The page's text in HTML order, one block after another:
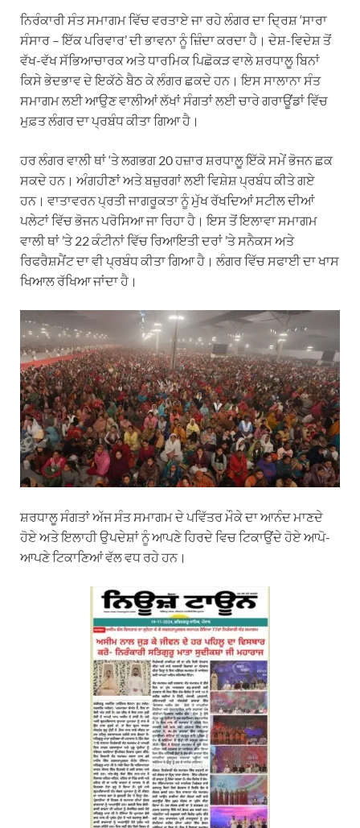
ਨਿਰੰਕਾਰੀ ਸੰਤ ਸਮਾਗਮ ਵਿੱਚ ਵਰਤਾਏ ਜਾ ਰਹੇ ਲੰਗਰ ਦਾ ਦ੍ਰਿਸ਼ ‘ਸਾਰਾ
ਸੰਸਾਰ – ਇੱਕ ਪਰਿਵਾਰ’ ਦੀ ਭਾਵਨਾ ਨੂੰ ਜ਼ਿੰਦਾ ਕਰਦਾ ਹੈ। ਦੇਸ਼-ਵਿਦੇਸ਼ ਤੋਂ
ਵੱਖ-ਵੱਖ ਸੱਭਿਆਚਾਰਕ ਅਤੇ ਧਾਰਮਿਕ ਪਿਛੋਕੜ ਵਾਲੇ ਸ਼ਰਧਾਲੂ ਬਿਨਾਂ
ਕਿਸੇ ਭੇਦਭਾਵ ਦੇ ਇਕੱਠੇ ਬੈਠ ਕੇ ਲੰਗਰ ਛਕਦੇ ਹਨ। ਇਸ ਸਾਲਾਨਾ ਸੰਤ
ਸਮਾਗਮ ਲਈ ਆਉਣ ਵਾਲੀਆਂ ਲੱਖਾਂ ਸੰਗਤਾਂ ਲਈ ਚਾਰੇ ਗਰਾਊਂਡਾਂ ਵਿੱਚ
ਮੁਫ਼ਤ ਲੰਗਰ ਦਾ ਪ੍ਰਬੰਧ ਕੀਤਾ ਗਿਆ ਹੈ।
ਹਰ ਲੰਗਰ ਵਾਲੀ ਥਾਂ ‘ਤੇ ਲਗਭਗ 20 ਹਜ਼ਾਰ ਸ਼ਰਧਾਲੂ ਇੱਕੋ ਸਮੇਂ ਭੋਜਨ ਛਕ
ਸਕਦੇ ਹਨ। ਅੰਗਹੀਣਾਂ ਅਤੇ ਬਜ਼ੁਰਗਾਂ ਲਈ ਵਿਸ਼ੇਸ਼ ਪ੍ਰਬੰਧ ਕੀਤੇ ਗਏ
ਹਨ। ਵਾਤਾਵਰਨ ਪ੍ਰਤੀ ਜਾਗਰੂਕਤਾ ਨੂੰ ਮੁੱਖ ਰੱਖਦਿਆਂ ਸਟੀਲ ਦੀਆਂ
ਪਲੇਟਾਂ ਵਿੱਚ ਭੋਜਨ ਪਰੋਸਿਆ ਜਾ ਰਿਹਾ ਹੈ। ਇਸ ਤੋਂ ਇਲਾਵਾ ਸਮਾਗਮ
ਵਾਲੀ ਥਾਂ ’ਤੇ 22 ਕੰਟੀਨਾਂ ਵਿੱਚ ਰਿਆਇਤੀ ਦਰਾਂ ’ਤੇ ਸਨੈਕਸ ਅਤੇ
ਰਿਫਰੈਸ਼ਮੈਂਟ ਦਾ ਵੀ ਪ੍ਰਬੰਧ ਕੀਤਾ ਗਿਆ ਹੈ। ਲੰਗਰ ਵਿੱਚ ਸਫਾਈ ਦਾ ਖਾਸ
ਖਿਆਲ ਰੱਖਿਆ ਜਾਂਦਾ ਹੈ।
ਸ਼ਰਧਾਲੂ ਸੰਗਤਾਂ ਅੱਜ ਸੰਤ ਸਮਾਗਮ ਦੇ ਪਵਿੱਤਰ ਮੌਕੇ ਦਾ ਆਨੰਦ ਮਾਣਦੇ
ਹੋਏ ਅਤੇ ਇਲਾਹੀ ਉਪਦੇਸ਼ਾਂ ਨੂੰ ਆਪਣੇ ਹਿਰਦੇ ਵਿਚ ਟਿਕਾਉਂਦੇ ਹੋਏ ਆਪੋ-
ਆਪਣੇ ਟਿਕਾਣਿਆਂ ਵੱਲ ਵਧ ਰਹੇ ਹਨ।